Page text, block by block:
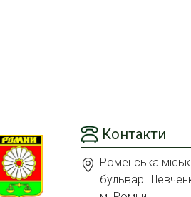
Контакти
Роменська
бульвар